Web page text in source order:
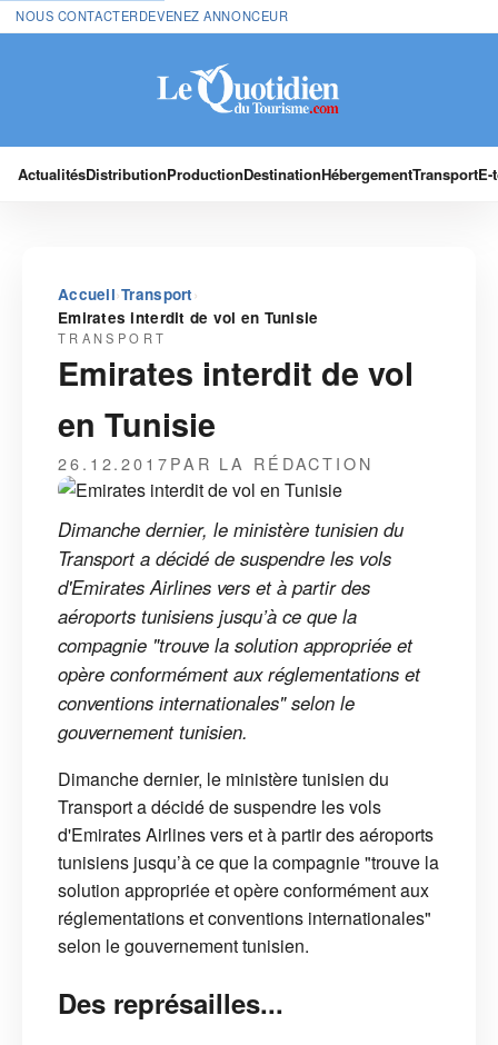
NOUS CONTACTERDEVENEZ ANNONCEUR
ActualitésDistributionProductionDestinationHébergementTransport
Accueil›Transport ›
Emirates interdit de vol en Tunisie
TRANSPORT
Emirates interdit de vol
en Tunisie
26.12.2017PAR LA RÉDACTION
Dimanche dernier, le ministère tunisien du
Transport a décidé de suspendre les vols
d'Emirates Airlines vers et à partir des
aéroports tunisiens jusqu’à ce que la
compagnie "trouve la solution appropriée et
opère conformément aux réglementations et
conventions internationales" selon le
gouvernement tunisien.
Dimanche dernier, le ministère tunisien du
Transport a décidé de suspendre les vols
d'Emirates Airlines vers et à partir des aéroports
tunisiens jusqu’à ce que la compagnie "trouve la
solution appropriée et opère conformément aux
réglementations et conventions internationales"
selon le gouvernement tunisien.
Des représailles...